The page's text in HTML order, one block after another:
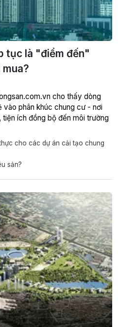
tục là "điểm đến"
cho thấy dòng
vào phân khúc chung cư - nơi
ích đồng bộ đến môi trường
cho các dự án cải tạo chung
sản?